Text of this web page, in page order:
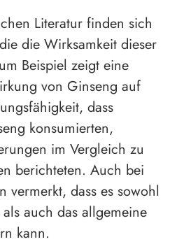
Literatur finden sich
die Wirksamkeit dieser
Beispiel zeigt eine
von Ginseng auf
dass
konsumierten,
im Vergleich zu
berichteten. Auch bei
vermerkt, dass es sowohl
auch das allgemeine
kann.